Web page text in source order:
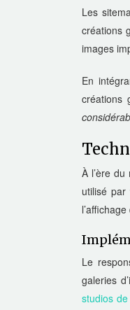
Les
créations
images
En
créations
À l’ère
utilisé par
Le
galeries
studios